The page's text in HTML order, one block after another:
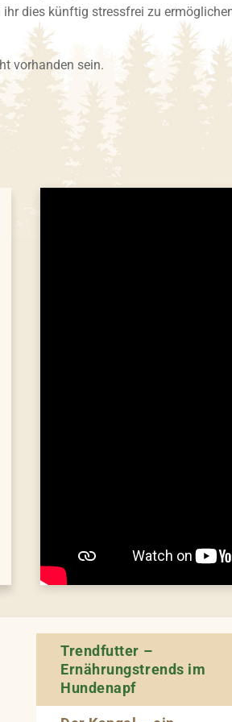
dies künftig stressfrei zu
vorhanden sein.
Trendfutter –
Ernährungstrends im
Hundenapf